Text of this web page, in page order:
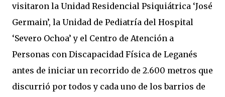
visitaron la Unidad Residencial Psiquiátrica ‘José
Germain’, la Unidad de Pediatría del Hospital
‘Severo Ochoa’ y el Centro de Atención a
Personas con Discapacidad Física de Leganés
antes de iniciar un recorrido de 2.600 metros que
discurrió por todos y cada uno de los barrios de